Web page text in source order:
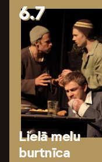
6.7
Lielā melu
burtnīca